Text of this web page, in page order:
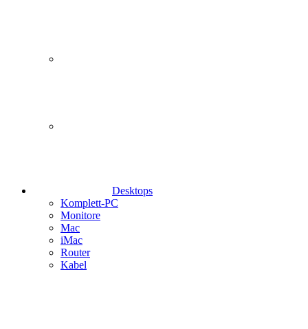
Desktops
Komplett-PC
Monitore
Mac
iMac
Router
Kabel